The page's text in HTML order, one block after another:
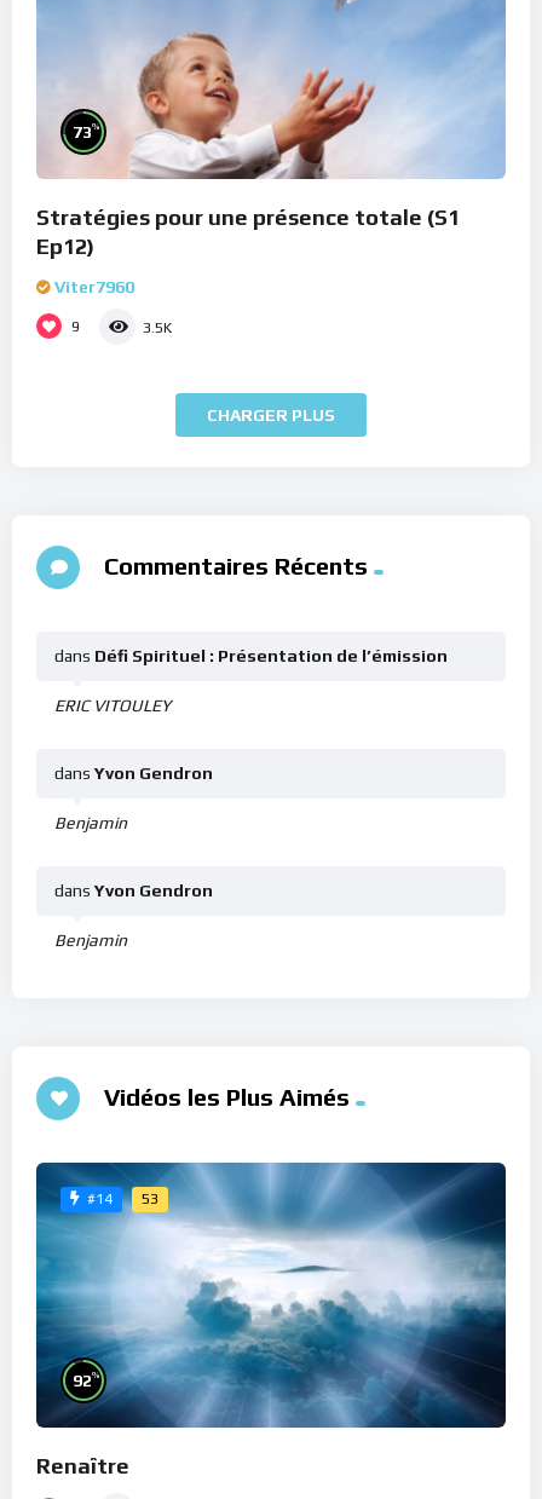
73%
Stratégies pour une présence totale (S1
Ep12)
Viter7960
9 3.5K
CHARGER PLUS
Commentaires Récents
ERIC VITOULEY
dans Défi Spirituel : Présentation de l’émission
Benjamin
dans Yvon Gendron
Benjamin
dans Yvon Gendron
Vidéos les Plus Aimés
#14 53
92%
Renaître